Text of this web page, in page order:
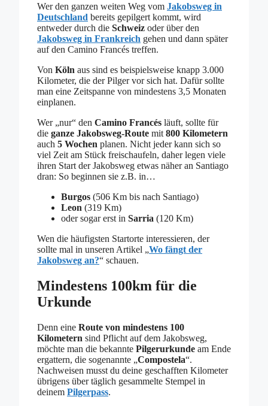
Wer den ganzen weiten Weg vom Jakobsweg in
Deutschland bereits gepilgert kommt, wird
entweder durch die Schweiz oder über den
Jakobsweg in Frankreich gehen und dann später
auf den Camino Francés treffen.
Von Köln aus sind es beispielsweise knapp 3.000
Kilometer, die der Pilger vor sich hat. Dafür sollte
man eine Zeitspanne von mindestens 3,5 Monaten
einplanen.
Wer „nur“ den Camino Francés läuft, sollte für
die ganze Jakobsweg-Route mit 800 Kilometern
auch 5 Wochen planen. Nicht jeder kann sich so
viel Zeit am Stück freischaufeln, daher legen viele
ihren Start der Jakobsweg etwas näher an Santiago
dran: So beginnen sie z.B. in…
Burgos (506 Km bis nach Santiago)
Leon (319 Km)
oder sogar erst in Sarria (120 Km)
Wen die häufigsten Startorte interessieren, der
sollte mal in unseren Artikel „Wo fängt der
Jakobsweg an?“ schauen.
Mindestens 100km für die
Urkunde
Denn eine Route von mindestens 100
Kilometern sind Pflicht auf dem Jakobsweg,
möchte man die bekannte Pilgerurkunde am Ende
ergattern, die sogenannte „Compostela“.
Nachweisen musst du deine geschafften Kilometer
übrigens über täglich gesammelte Stempel in
deinem Pilgerpass.